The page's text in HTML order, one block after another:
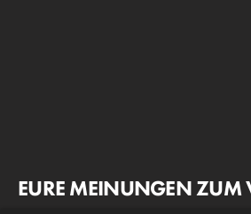
EURE MEINUNGEN ZUM